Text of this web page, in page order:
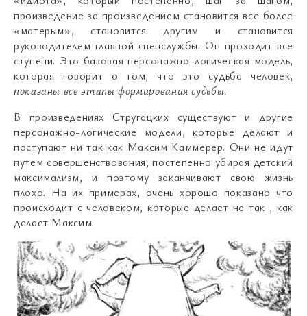
произведение за произведением становится все более
«матерым», становится другим и становится
руководителем главной спецслужбы. Он проходит все
ступени. Это базовая персонажно-логическая модель,
которая говорит о том, что это судьба человек,
показаны все этапы формирования судьбы.
В произведениях Стругацких существуют и другие
персонажно-логические модели, которые делают и
поступают ни так как Максим Каммерер. Они не идут
путем совершенствования, постепенно убирая детский
максимализм, и поэтому заканчивают свою жизнь
плохо. На их примерах, очень хорошо показано что
происходит с человеком, которые делает не так , как
делает Максим.